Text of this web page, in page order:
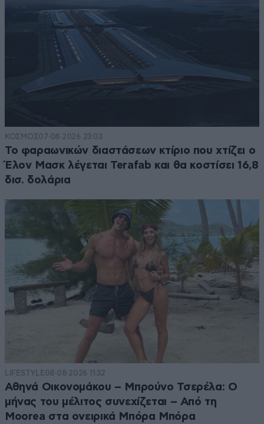
ΚΟΣΜΟΣ07·08·2026 23:03
Το φαραωνικών διαστάσεων κτίριο που χτίζει ο
Έλον Μασκ λέγεται Terafab και θα κοστίσει 16,8
δισ. δολάρια
LIFESTYLE08·08·2026 11:32
Αθηνά Οικονομάκου – Μπρούνο Τσερέλα: Ο
μήνας του μέλιτος συνεχίζεται – Από τη
Moorea στα ονειρικά Μπόρα Μπόρα